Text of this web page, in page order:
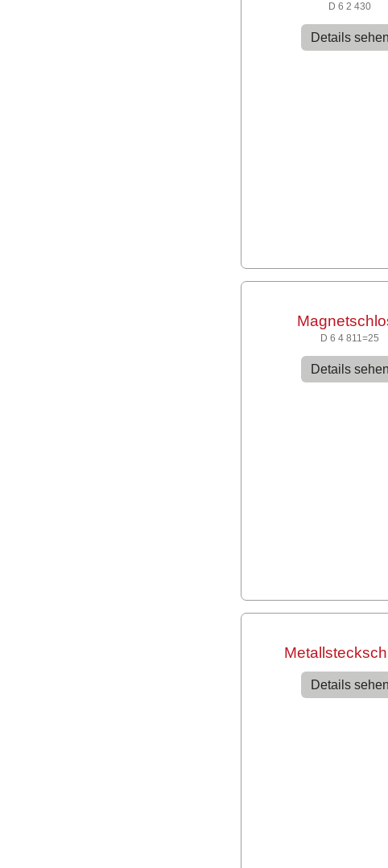
D 6 2 430
Details sehen
D 6 4 811=25
Details sehen
Details sehen